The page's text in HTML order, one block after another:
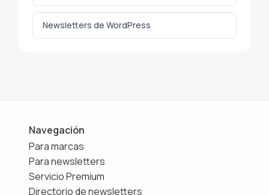
Newsletters de WordPress
Navegación
Para marcas
Para newsletters
Servicio Premium
Directorio de newsletters